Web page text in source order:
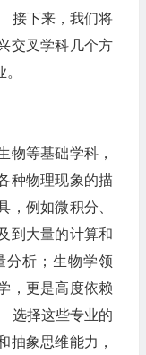
接下来，我们将
交叉学科几个方
物等基础学科，
种物理现象的描
，例如微积分、
到大量的计算和
分析；生物学领
，更是高度依赖
选择这些专业的
抽象思维能力，